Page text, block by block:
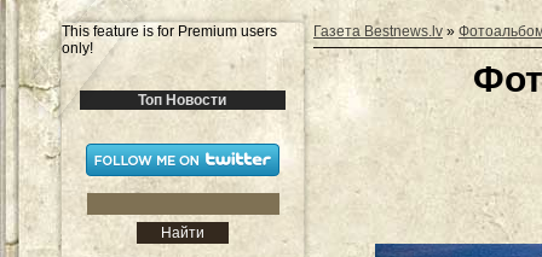
This feature is for Premium users
only!
Топ Новости
Газета Bestnews.lv»